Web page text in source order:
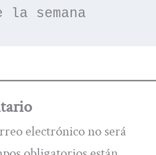
semana
electrónico no será